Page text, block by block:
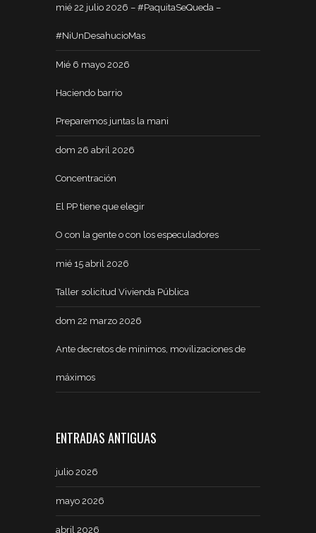
mié 22 julio 2026 – #PaquitaSeQueda –
#NiUnDesahucioMas
Mié 6 mayo 2026
Haciendo barrio
Preparemos juntas la mani
dom 26 abril 2026
Concentración
El PP tiene que elegir
O con la gente o con los especuladores
mié 15 abril 2026
Taller solicitud Vivienda Pública
dom 22 marzo 2026
Ante decretos de mínimos, movilizaciones de
máximos
ENTRADAS ANTIGUAS
julio 2026
mayo 2026
abril 2026